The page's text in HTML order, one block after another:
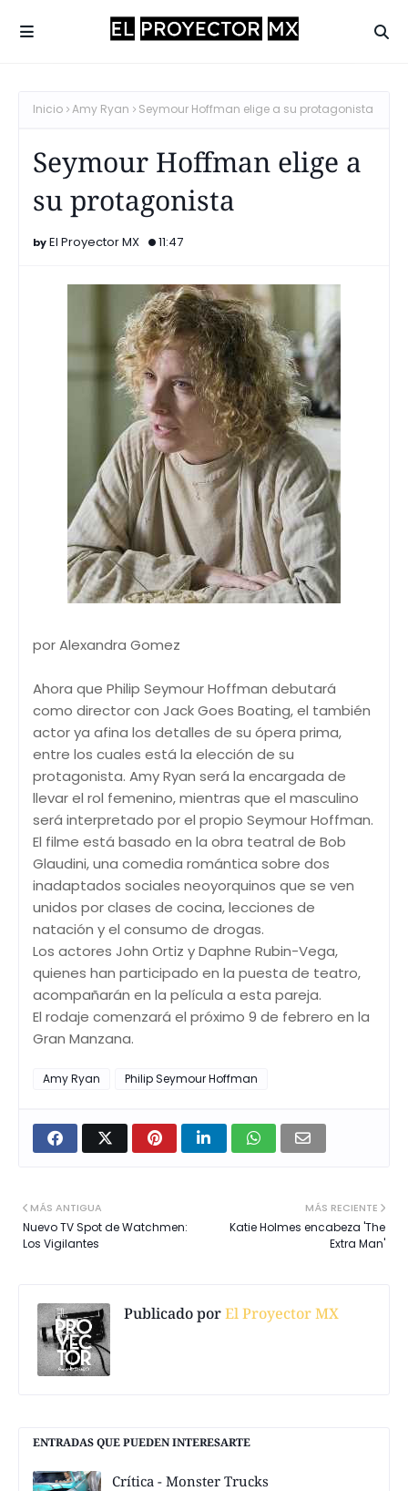
Inicio Amy Ryan Seymour Hoffman elige a su protagonista
Seymour Hoffman elige a
su protagonista
El Proyector MX 11:47
por Alexandra Gomez
Ahora que Philip Seymour Hoffman debutará
como director con Jack Goes Boating, el también
actor ya afina los detalles de su ópera prima,
entre los cuales está la elección de su
protagonista. Amy Ryan será la encargada de
llevar el rol femenino, mientras que el masculino
será interpretado por el propio Seymour Hoffman.
El filme está basado en la obra teatral de Bob
Glaudini, una comedia romántica sobre dos
inadaptados sociales neoyorquinos que se ven
unidos por clases de cocina, lecciones de
natación y el consumo de drogas.
Los actores John Ortiz y Daphne Rubin-Vega,
quienes han participado en la puesta de teatro,
acompañarán en la película a esta pareja.
El rodaje comenzará el próximo 9 de febrero en la
Gran Manzana.
Amy Ryan Philip Seymour Hoffman
MÁS RECIENTE
Katie Holmes encabeza 'The
Extra Man'
MÁS ANTIGUA
Nuevo TV Spot de Watchmen:
Los Vigilantes
Publicado porEl Proyector MX
ENTRADAS QUE PUEDEN INTERESARTE
Crítica - Monster Trucks